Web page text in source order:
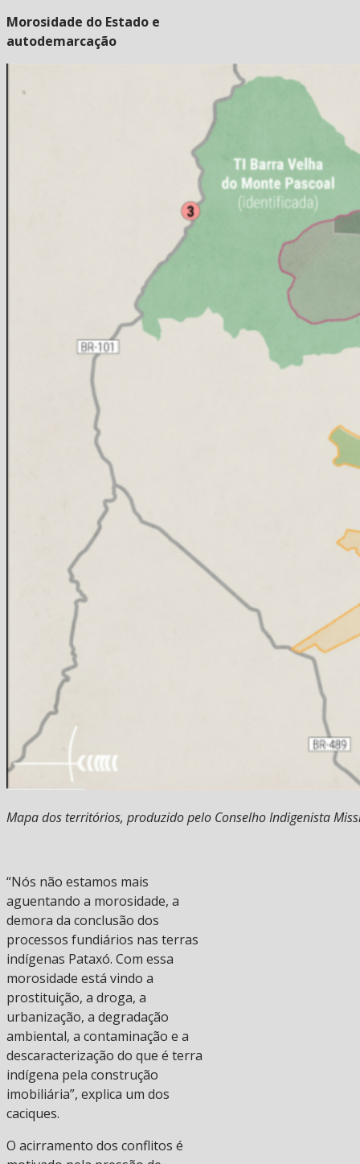
Morosidade do Estado e
autodemarcação
Mapa dos territórios, produzido pelo Conselho Indigenista
“Nós não estamos mais
aguentando a morosidade, a
demora da conclusão dos
processos fundiários nas terras
indígenas Pataxó. Com essa
morosidade está vindo a
prostituição, a droga, a
urbanização, a degradação
ambiental, a contaminação e a
descaracterização do que é terra
indígena pela construção
imobiliária”, explica um dos
caciques.
O acirramento dos conflitos é